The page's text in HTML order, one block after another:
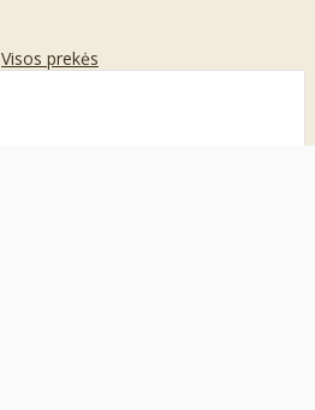
Visos prekės